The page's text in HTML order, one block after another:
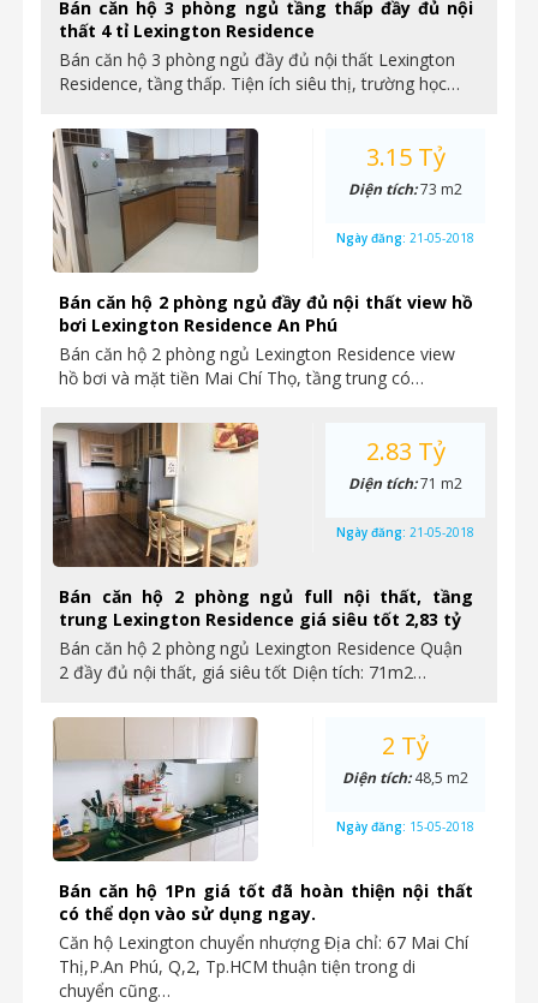
Bán căn hộ 3 phòng ngủ tầng thấp đầy đủ nội
thất 4 tỉ Lexington Residence
Bán căn hộ 3 phòng ngủ đầy đủ nội thất Lexington
Residence, tầng thấp. Tiện ích siêu thị, trường học…
Bán căn hộ 2 phòng ngủ đầy đủ nội thất view hồ
bơi Lexington Residence An Phú
Bán căn hộ 2 phòng ngủ Lexington Residence view
hồ bơi và mặt tiền Mai Chí Thọ, tầng trung có…
3.15 Tỷ
Diện tích:73 m2
Ngày đăng: 21-05-2018
Bán căn hộ 2 phòng ngủ full nội thất, tầng
trung Lexington Residence giá siêu tốt 2,83 tỷ
Bán căn hộ 2 phòng ngủ Lexington Residence Quận
2 đầy đủ nội thất, giá siêu tốt Diện tích: 71m2…
2.83 Tỷ
Diện tích:71 m2
Ngày đăng: 21-05-2018
Bán căn hộ 1Pn giá tốt đã hoàn thiện nội thất
có thể dọn vào sử dụng ngay.
Căn hộ Lexington chuyển nhượng Địa chỉ: 67 Mai Chí
Thị,P.An Phú, Q,2, Tp.HCM thuận tiện trong di
chuyển cũng…
2 Tỷ
Diện tích:48,5 m2
Ngày đăng: 15-05-2018